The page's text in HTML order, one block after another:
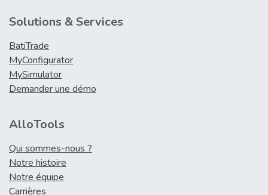
Solutions & Services
BatiTrade
MyConfigurator
MySimulator
Demander une démo
AlloTools
Qui sommes-nous ?
Notre histoire
Notre équipe
Carrières